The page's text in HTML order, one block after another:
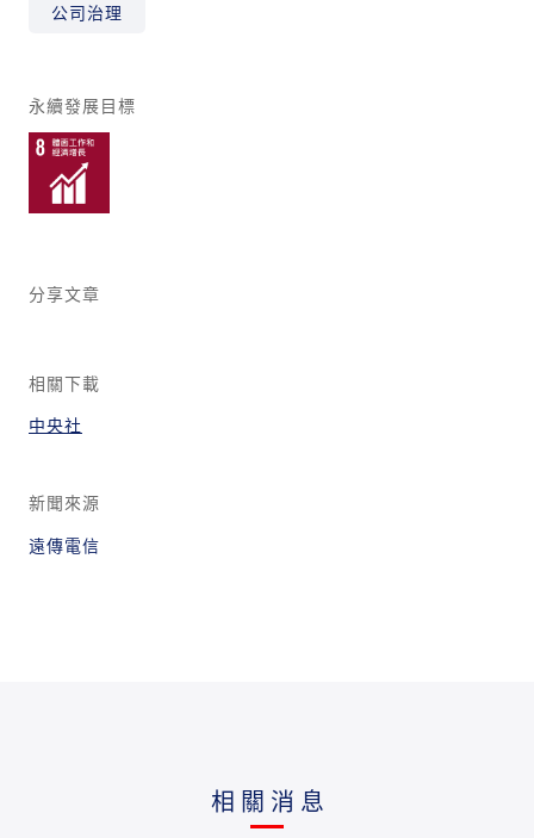
公司治理
永續發展目標
分享文章
相關下載
中央社
新聞來源
遠傳電信
相關消息